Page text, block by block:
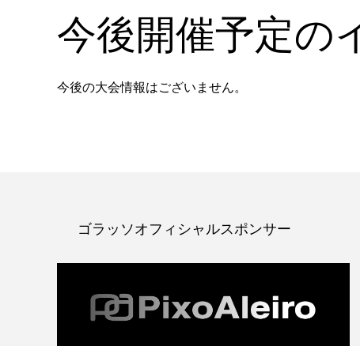
今後開催予定の
今後の大会情報はございません。
ゴラッソオフィシャルスポンサー